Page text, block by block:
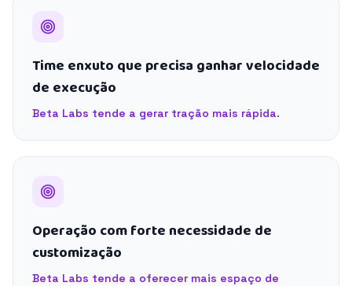
Time enxuto que precisa ganhar velocidade
de execução
Beta Labs tende a gerar tração mais rápida.
Operação com forte necessidade de
customização
Beta Labs tende a oferecer mais espaço de